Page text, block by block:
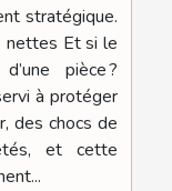
stratégique.
nettes Et si le
pièce ?
à protéger
des chocs de
et cette